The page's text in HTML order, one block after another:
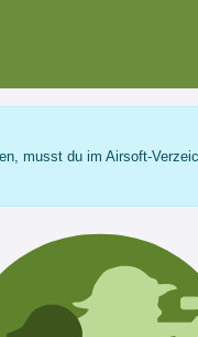
musst du im Airsoft-